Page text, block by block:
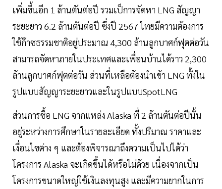
เพิ่มขึ้นอีก 1 ล้านตันต่อปี รวมเป็การจัดหา LNG สัญญา
ระยะยาว 6.2 ล้านตันต่อปี ซึ่งปี 2567 ไทยมีความต้องการ
ใช้ก๊าซธรรมชาติอยู่ประมาณ 4,300 ล้านลูกบาศก์ฟุตต่อวัน
สามารถจัดหาภายในประเทศและเพื่อนบ้านได้ราว 2,300
ล้านลูกบาศก์ฟุตต่อวัน ส่วนที่เหลือต้องนำเข้า LNG ทั้งใน
รูปแบบสัญญาระยะยาวและในรูปแบบSpotLNG
ส่วนการซื้อ LNG จากแหล่ง Alaska ที่ 2 ล้านตันต่อปีนั้น
อยู่ระหว่างการศึกษาในรายละเอียด ทั้งปริมาณ ราคาและ
เงื่อนไขต่าง ๆ และต้องพิจารณาถึงความเป็นไปได้ว่า
โครงการ Alaska จะเกิดขึ้นได้หรือไม่ด้วย เนื่องจากเป็น
โครงการขนาดใหญ่ใช้เงินลงทุนสูง และมีความยากในการ